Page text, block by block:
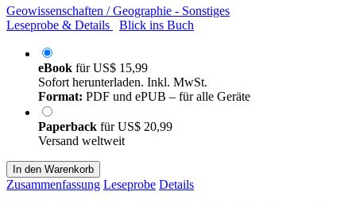
Geowissenschaften / Geographie - Sonstiges
Leseprobe & Details
Blick ins Buch
eBook fürUS$ 15,99
Sofort herunterladen. Inkl. MwSt.
Format: PDF und ePUB – für alle Geräte
Paperback fürUS$ 20,99
Versand weltweit
In den Warenkorb
Zusammenfassung Leseprobe Details